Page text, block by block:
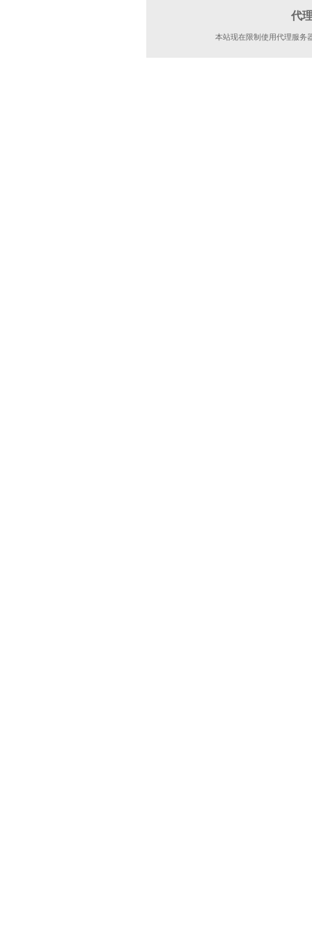
代
本站现在限制使用代理服务